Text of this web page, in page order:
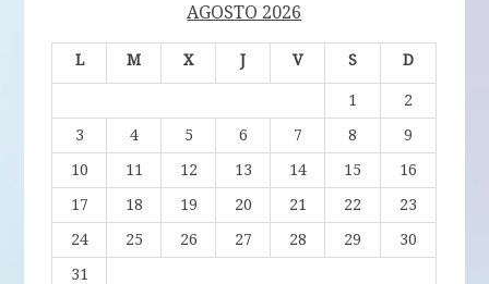
AGOSTO 2026
L M X J V S D
1
2
3
4 5 6 7 8
9
10
11 12 13 14 15
16
17
18 19 20 21 22
23
24
25 26 27 28 29
30
31